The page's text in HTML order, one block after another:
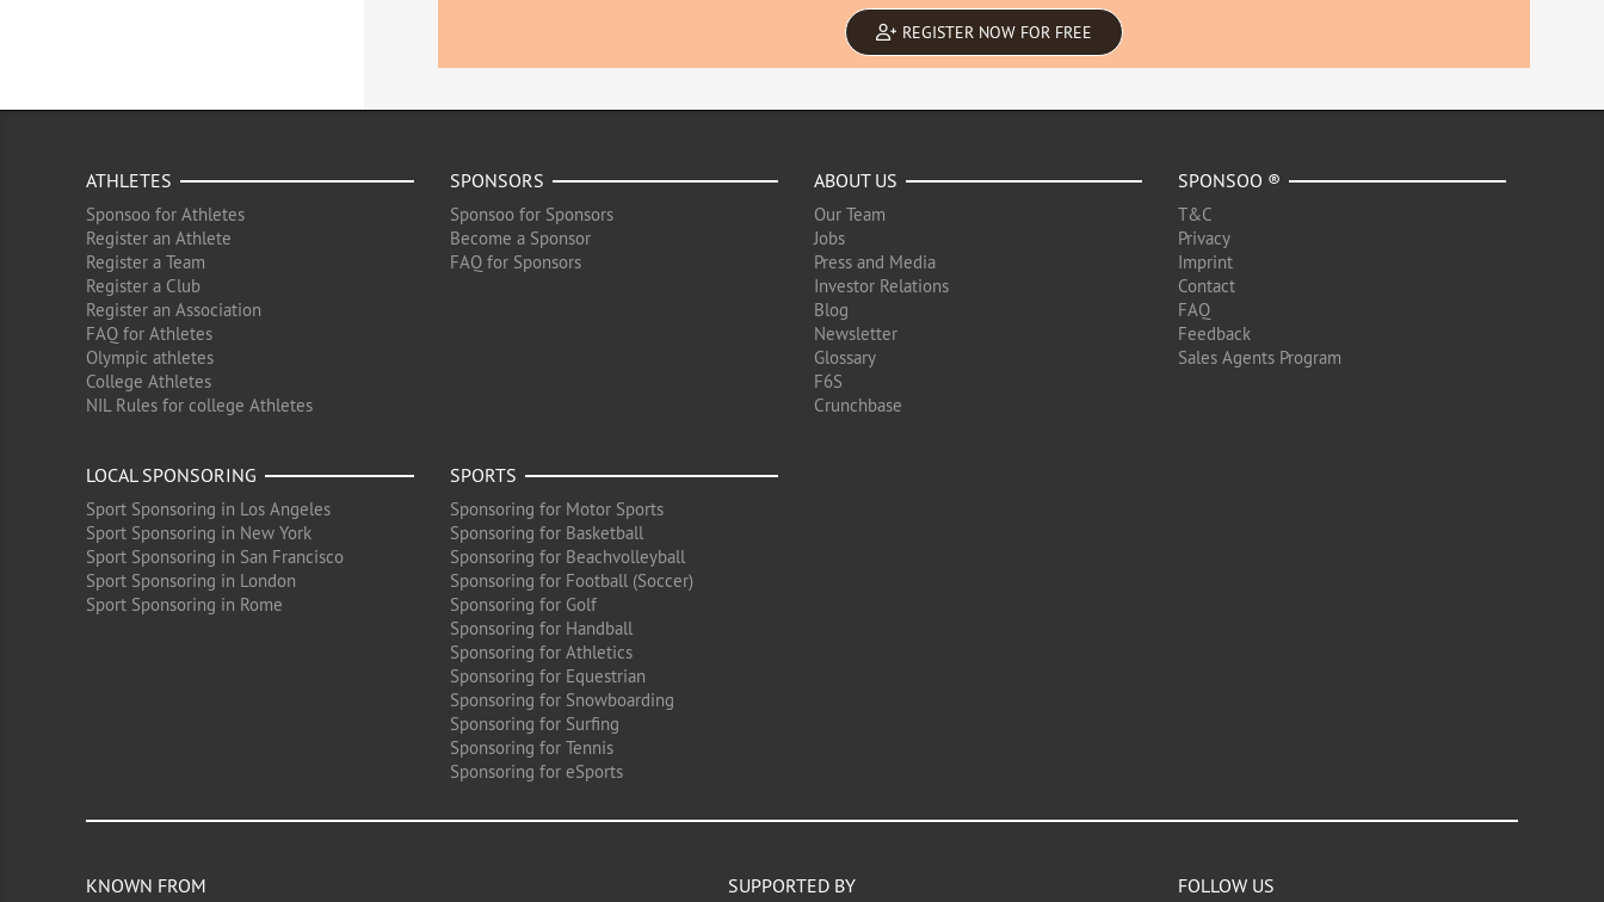
REGISTER NOW FOR FREE
ATHLETES
Sponsoo for Athletes
Register an Athlete
Register a Team
Register a Club
Register an Association
FAQ for Athletes
Olympic athletes
College Athletes
NIL Rules for college Athletes
SPONSORS
Sponsoo for Sponsors
Become a Sponsor
FAQ for Sponsors
ABOUT US
Our Team
Jobs
Press and Media
Investor Relations
Blog
Newsletter
Glossary
F6S
Crunchbase
SPONSOO ®
T&C
Privacy
Imprint
Contact
FAQ
Feedback
Sales Agents Program
LOCAL SPONSORING
Sport Sponsoring in Los Angeles
Sport Sponsoring in New York
Sport Sponsoring in San Francisco
Sport Sponsoring in London
Sport Sponsoring in Rome
SPORTS
Sponsoring for Motor Sports
Sponsoring for Basketball
Sponsoring for Beachvolleyball
Sponsoring for Football (Soccer)
Sponsoring for Golf
Sponsoring for Handball
Sponsoring for Athletics
Sponsoring for Equestrian
Sponsoring for Snowboarding
Sponsoring for Surfing
Sponsoring for Tennis
Sponsoring for eSports
KNOWN FROM SUPPORTED BY FOLLOW US